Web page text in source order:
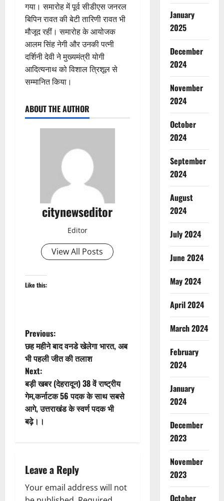
गया। समारोह में पूर्व सीडीएस जनरल
बिपिन रावत की बेटी तारिणी रावत भी
मौजूद रहीं। समारोह के आयोजक
आलम सिंह नेगी और उनकी पत्नी
दर्शिनी देवी ने मुख्यमंत्री योगी
आदित्यनाथ को विशाल त्रिशूल से
सम्मानित किया।
ABOUT THE AUTHOR
citynewseditor
Editor
View All Posts
Like this:
P
o
s
t
n
v
i
Previous:
छह महीने बाद वनडे खेलेगा भारत, अब
भी पहली जीत की तलाश
Next:
बड़ी खबर (देहरादून) 38 वें राष्ट्रीय
गेम,कर्नाटक 56 पदक के साथ सबसे
आगे, उत्तराखंड के स्वर्ण पदक भी
बढ़े।।
Leave a Reply
Your email address will not
January
2025
December
2024
November
2024
October
2024
September
2024
August
2024
July 2024
June 2024
May 2024
April 2024
March 2024
February
2024
January
2024
December
2023
November
2023
October